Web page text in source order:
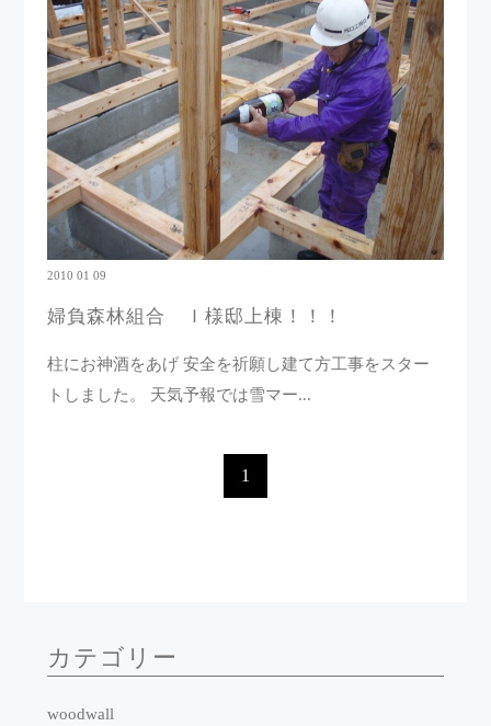
2010 01 09
婦負森林組合 Ｉ様邸上棟！！！
柱にお神酒をあげ 安全を祈願し建て方工事をスター
トしました。 天気予報では雪マー...
1
カテゴリー
woodwall